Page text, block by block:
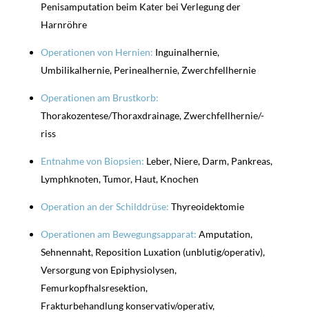
Penisamputation beim Kater bei Verlegung der
Harnröhre
Operationen von Hernien: Inguinalhernie,
Umbilikalhernie, Perinealhernie,Zwerchfellhernie
Operationen am Brustkorb:
Thorakozentese/Thoraxdrainage, Zwerchfellhernie/-
riss
Entnahme von Biopsien: Leber, Niere, Darm, Pankreas,
Lymphknoten, Tumor, Haut, Knochen
Operation an der Schilddrüse: Thyreoidektomie
Operationen am Bewegungsapparat: Amputation,
Sehnennaht, Reposition Luxation (unblutig/operativ),
Versorgung von Epiphysiolysen,
Femurkopfhalsresektion,
Frakturbehandlung konservativ/operativ,